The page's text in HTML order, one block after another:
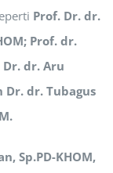
Prof. Dr. dr.
Prof. dr.
Dr. dr. Aru
Dr. dr. Tubagus
Sp.PD-KHOM,